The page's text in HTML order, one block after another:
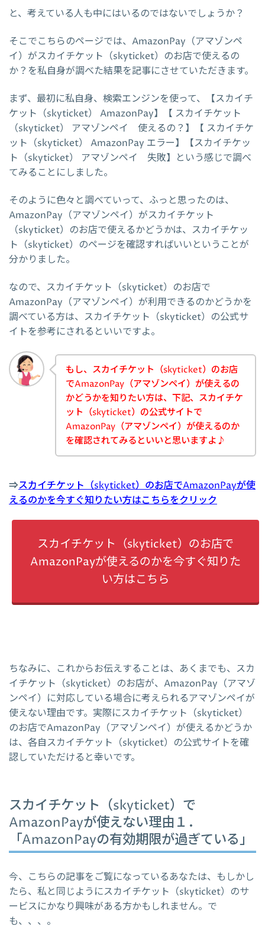
と、考えている人も中にはいるのではないでしょうか？
そこでこちらのページでは、AmazonPay（アマゾンペ
イ）がスカイチケット（skyticket）のお店で使えるの
か？を私自身が調べた結果を記事にさせていただきます。
まず、最初に私自身、検索エンジンを使って、【スカイチ
ケット（skyticket） AmazonPay】【 スカイチケット
（skyticket） アマゾンペイ 使えるの？】【 スカイチケ
ット（skyticket） AmazonPay エラー】【スカイチケッ
ト（skyticket） アマゾンペイ 失敗】という感じで調べ
てみることにしました。
そのように色々と調べていって、ふっと思ったのは、
AmazonPay（アマゾンペイ）がスカイチケット
（skyticket）のお店で使えるかどうかは、スカイチケッ
ト（skyticket）のページを確認すればいいということが
分かりました。
なので、スカイチケット（skyticket）のお店で
AmazonPay（アマゾンペイ）が利用できるのかどうかを
調べている方は、スカイチケット（skyticket）の公式サ
イトを参考にされるといいですよ。
もし、スカイチケット（skyticket）のお店
でAmazonPay（アマゾンペイ）が使えるの
かどうかを知りたい方は、下記、スカイチケ
ット（skyticket）の公式サイトで
AmazonPay（アマゾンペイ）が使えるのか
を確認されてみるといいと思いますよ♪
⇒スカイチケット（skyticket）のお店でAmazonPayが使
えるのかを今すぐ知りたい方はこちらをクリック
スカイチケット（skyticket）のお店で
AmazonPayが使えるのかを今すぐ知りた
い方はこちら
ちなみに、これからお伝えすることは、あくまでも、スカ
イチケット（skyticket）のお店が、AmazonPay（アマゾ
ンペイ）に対応している場合に考えられるアマゾンペイが
使えない理由です。実際にスカイチケット（skyticket）
のお店でAmazonPay（アマゾンペイ）が使えるかどうか
は、各自スカイチケット（skyticket）の公式サイトを確
認していただけると幸いです。
スカイチケット（skyticket）で
AmazonPayが使えない理由１．
「AmazonPayの有効期限が過ぎている」
今、こちらの記事をご覧になっているあなたは、もしかし
たら、私と同じようにスカイチケット（skyticket）のサ
ービスにかなり興味がある方かもしれません。で
も、、、。